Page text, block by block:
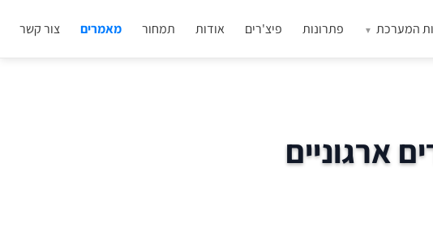
המערכת פתרונות פיצ'רים אודות תמחור מאמרים צור קשר
ארגוניים